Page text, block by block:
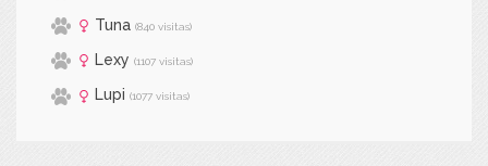
Tuna (840 visitas)
Lexy (1107 visitas)
Lupi (1077 visitas)